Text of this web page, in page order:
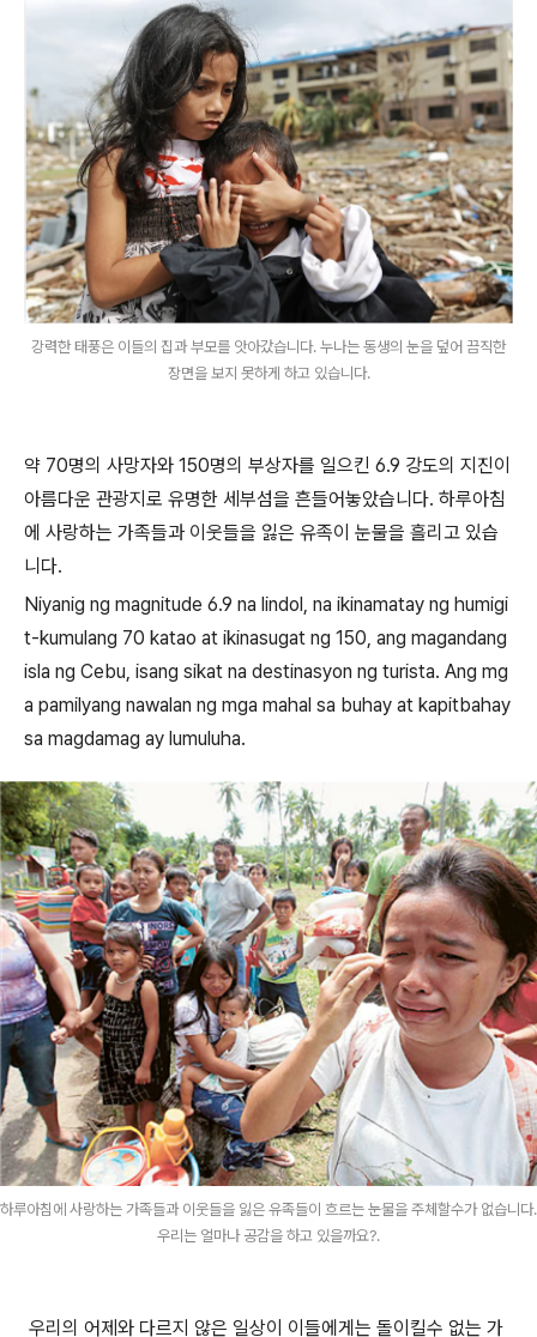
강력한 태풍은 이들의 집과 부모를 앗아갔습니다. 누나는 동생의 눈을 덮어 끔직한
장면을 보지 못하게 하고 있습니다.
약 70명의 사망자와 150명의 부상자를 일으킨 6.9 강도의 지진이
아름다운 관광지로 유명한 세부섬을 흔들어놓았습니다. 하루아침
에 사랑하는 가족들과 이웃들을 잃은 유족이 눈물을 흘리고 있습
니다.
Niyanig ng magnitude 6.9 na lindol, na ikinamatay ng humigi
t-kumulang 70 katao at ikinasugat ng 150, ang magandang
isla ng Cebu, isang sikat na destinasyon ng turista. Ang mg
a pamilyang nawalan ng mga mahal sa buhay at kapitbahay
sa magdamag ay lumuluha.
하루아침에 사랑하는 가족들과 이웃들을 잃은 유족들이 흐르는 눈물을 주체할수가 없습니다.
우리는 얼마나 공감을 하고 있을까요?.
우리의 어제와 다르지 않은 일상이 이들에게는 돌이킬수 없는 가